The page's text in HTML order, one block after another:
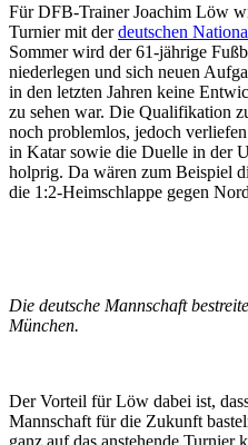
Für DFB-Trainer Joachim Löw
Turnier mit derdeutschen
Sommer wird der 61-jährige
niederlegen und sich neuen
in den letzten Jahren keine
zu sehen war. Die Qualifikation
noch problemlos, jedoch
in Katar sowie die Duelle in der
holprig. Da wären zum Beispiel
die 1:2-Heimschlappe gegen
Die deutsche Mannschaft
München.
Der Vorteil für Löw dabei ist,
Mannschaft für die Zukunft
ganz auf das anstehende Turnier